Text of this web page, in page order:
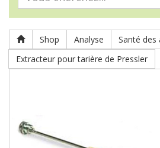
Shop Analyse
Santé des
Extracteur pour tarière de Pressler